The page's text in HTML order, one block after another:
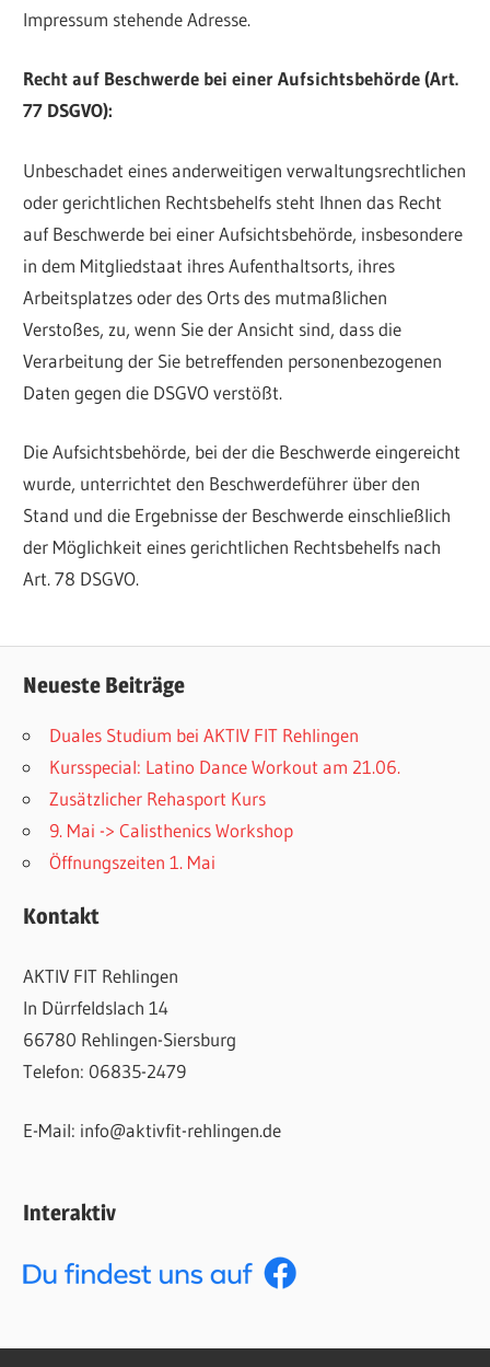
Impressum stehende Adresse.
Recht auf Beschwerde bei einer Aufsichtsbehörde (Art.
77 DSGVO):
Unbeschadet eines anderweitigen verwaltungsrechtlichen
oder gerichtlichen Rechtsbehelfs steht Ihnen das Recht
auf Beschwerde bei einer Aufsichtsbehörde, insbesondere
in dem Mitgliedstaat ihres Aufenthaltsorts, ihres
Arbeitsplatzes oder des Orts des mutmaßlichen
Verstoßes, zu, wenn Sie der Ansicht sind, dass die
Verarbeitung der Sie betreffenden personenbezogenen
Daten gegen die DSGVO verstößt.
Die Aufsichtsbehörde, bei der die Beschwerde eingereicht
wurde, unterrichtet den Beschwerdeführer über den
Stand und die Ergebnisse der Beschwerde einschließlich
der Möglichkeit eines gerichtlichen Rechtsbehelfs nach
Art. 78 DSGVO.
Neueste Beiträge
Duales Studium bei AKTIV FIT Rehlingen
Kursspecial: Latino Dance Workout am 21.06.
Zusätzlicher Rehasport Kurs
9. Mai -> Calisthenics Workshop
Öffnungszeiten 1. Mai
Kontakt
AKTIV FIT Rehlingen
In Dürrfeldslach 14
66780 Rehlingen-Siersburg
Telefon: 06835-2479
E-Mail: info@aktivfit-rehlingen.de
Interaktiv